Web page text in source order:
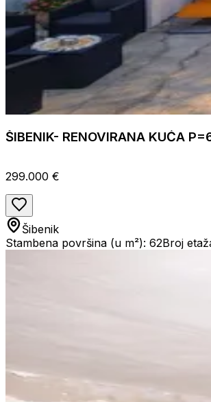
ŠIBENIK- RENOVIRANA KUĆA
299.000 €
Šibenik
Stambena površina (u m²): 62Broj